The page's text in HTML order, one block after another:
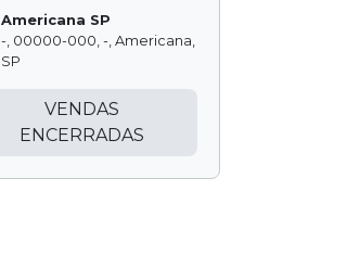
Americana SP
-, 00000-000, -, Americana,
SP
VENDAS
ENCERRADAS